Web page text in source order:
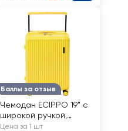
Баллы за отзыв
Чемодан ECIPPO 19" с
широкой ручкой,
желтый, Арт. MS-5103
Цена за 1 шт